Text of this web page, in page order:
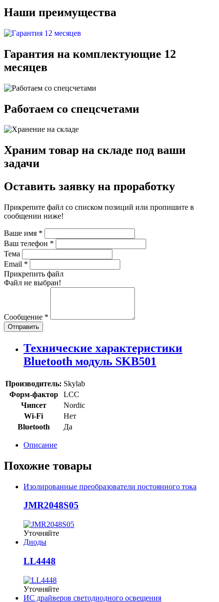
Наши преимущества
Гарантия на комплектующие 12
месяцев
Работаем со спецсчетами
Храним товар на складе под ваши
задачи
Оставить заявку на проработку
Прикрепите файл со списком позиций или пропишите в
сообщении ниже!
Ваше имя *
Ваш телефон *
Тема
Email *
Прикрепить файл
Файл не выбран!
Сообщение *
Отправить
Технические характеристики
Bluetooth модуль SKB501
Производитель: Skylab
Форм-фактор
LCC
Чипсет
Nordic
Wi-Fi
Нет
Bluetooth
Да
Описание
Похожие товары
Изолированные преобразователи постоянного тока
JMR2048S05
Уточняйте
Диоды
LL4448
Уточняйте
ИС драйверов светодиодного освещения